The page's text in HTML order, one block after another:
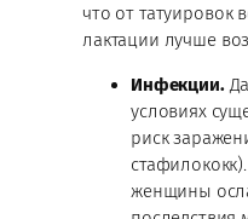
что от татуировок
лактации лучше
Инфекции.
условиях
риск
женщины